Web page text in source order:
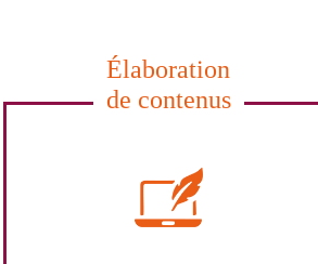
Élaboration
de contenus